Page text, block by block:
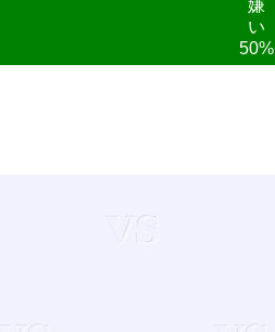
嫌
い
50%